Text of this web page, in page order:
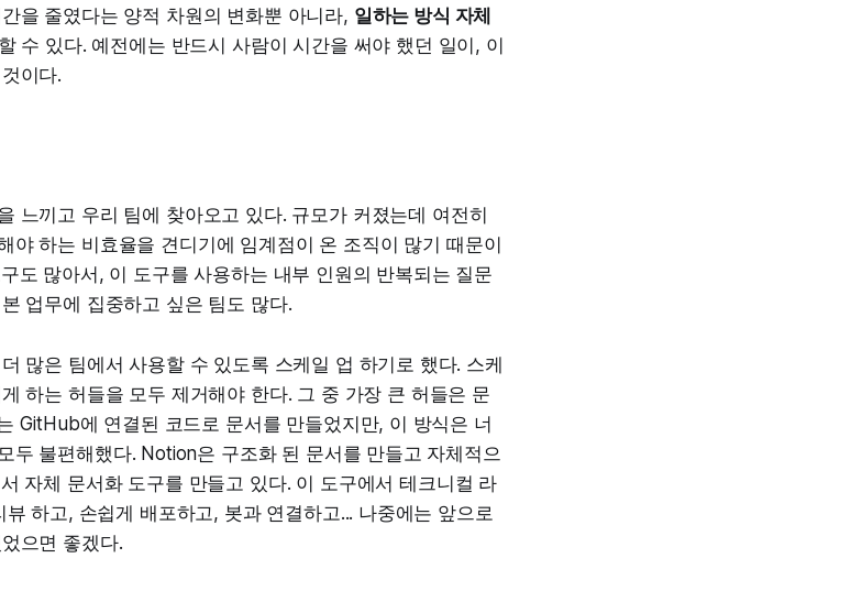
을 줄였다는 양적 차원의 변화뿐 아니라, 일하는 방식 자체
수 있다. 예전에는 반드시 사람이 시간을 써야 했던 일이, 이
이다.
느끼고 우리 팀에 찾아오고 있다. 규모가 커졌는데 여전히
야 하는 비효율을 견디기에 임계점이 온 조직이 많기 때문이
도 많아서, 이 도구를 사용하는 내부 인원의 반복되는 질문
업무에 집중하고 싶은 팀도 많다.
많은 팀에서 사용할 수 있도록 스케일 업 하기로 했다. 스케
하는 허들을 모두 제거해야 한다. 그 중 가장 큰 허들은 문
GitHub에 연결된 코드로 문서를 만들었지만, 이 방식은 너
두 불편해했다. Notion은 구조화 된 문서를 만들고 자체적으
자체 문서화 도구를 만들고 있다. 이 도구에서 테크니컬 라
하고, 손쉽게 배포하고, 봇과 연결하고... 나중에는 앞으로
으면 좋겠다.